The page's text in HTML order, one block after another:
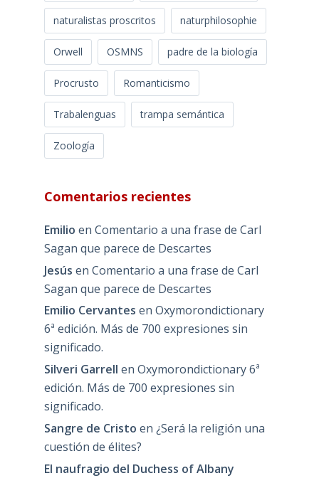
naturalistas proscritos naturphilosophie
Orwell OSMNS padre de la biología
Procrusto Romanticismo
Trabalenguas trampa semántica
Zoología
Comentarios recientes
Emilio en Comentario a una frase de Carl
Sagan que parece de Descartes
Jesús en Comentario a una frase de Carl
Sagan que parece de Descartes
Emilio Cervantes en Oxymorondictionary
6ª edición. Más de 700 expresiones sin
significado.
Silveri Garrell en Oxymorondictionary 6ª
edición. Más de 700 expresiones sin
significado.
Sangre de Cristo en ¿Será la religión una
cuestión de élites?
El naufragio del Duchess of Albany